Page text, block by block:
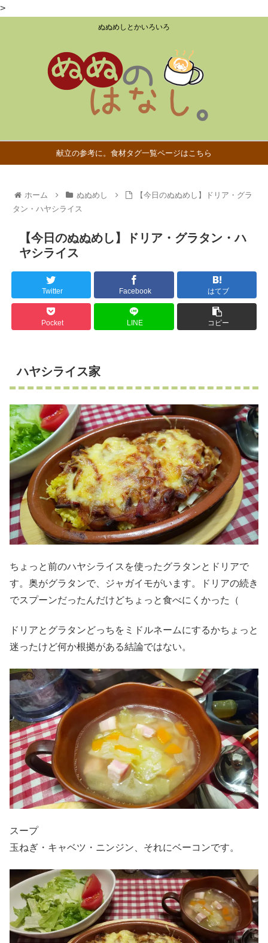
>
ぬぬめしとかいろいろ
献立の参考に。食材タグ一覧ページはこちら
ホーム ぬぬめし
【今日のぬぬめし】ドリア・グラ
タン・ハヤシライス
【今日のぬぬめし】ドリア・グラタン・ハ
ヤシライス
Twitter Facebook はてブ
Pocket LINE コピー
ハヤシライス家
ちょっと前のハヤシライスを使ったグラタンとドリアで
す。奥がグラタンで、ジャガイモがいます。ドリアの続き
でスプーンだったんだけどちょっと食べにくかった（
ドリアとグラタンどっちをミドルネームにするかちょっと
迷ったけど何か根拠がある結論ではない。
スープ
玉ねぎ・キャベツ・ニンジン、それにベーコンです。